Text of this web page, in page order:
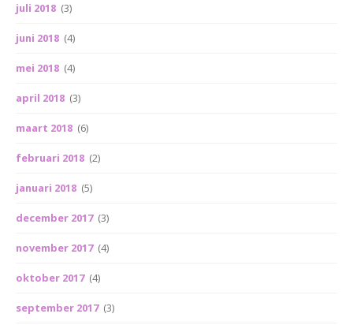
juli 2018 (3)
juni 2018 (4)
mei 2018 (4)
april 2018 (3)
maart 2018 (6)
februari 2018 (2)
januari 2018 (5)
december 2017 (3)
november 2017 (4)
oktober 2017 (4)
september 2017 (3)